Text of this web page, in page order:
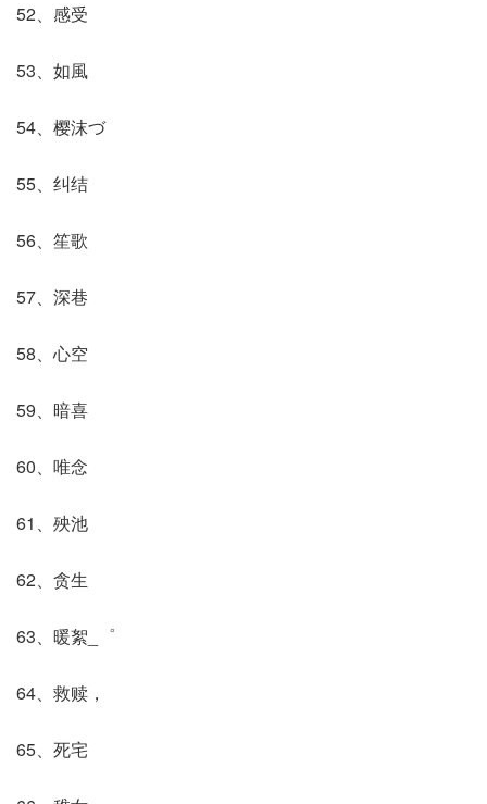
52、感受
53、如風
54、樱沫づ
55、纠结
56、笙歌
57、深巷
58、心空
59、暗喜
60、唯念
61、殃池
62、贪生
63、暖絮_゜
64、救赎，
65、死宅